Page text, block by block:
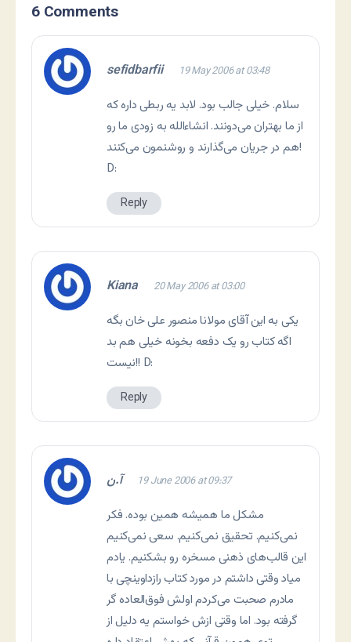
6 Comments
sefidbarfii 19 May 2006 at 03:48
سلام. خیلی جالب بود. لابد یه ربطی داره که
از ما بهتران می‌دونند. انشاءالله به زودی ما رو
هم در جریان می‌گذارند و روشنمون می‌کنند!
D:
Reply
Kiana 20 May 2006 at 03:00
یکی به این آقای مولانا منصور على خان بگه
اگه کتاب رو یک دفعه بخونه خیلی هم بد
نیست!! D:
Reply
آ.ن 19 June 2006 at 09:37
مشکل ما همیشه همین بوده. فکر
نمی‌کنیم. تحقیق نمی‌کنیم. سعی نمی‌کنیم
این قالب‌های ذهنی مسخره رو بشکنیم. یادم
میاد وقتی داشتم در مورد کتاب رازداوینچی با
مادرم صحبت می‌کردم اولش فوق‌العاده گر
گرفته بود. اما وقتی ازش خواستم یه دلیل از